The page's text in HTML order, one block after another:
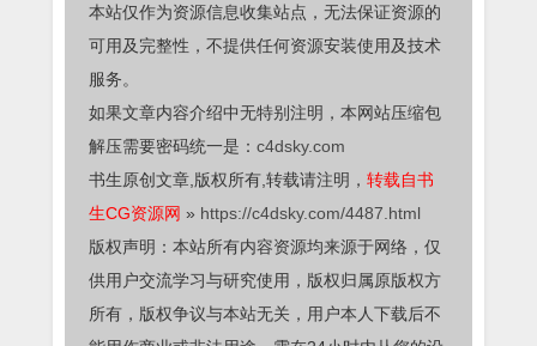
本站仅作为资源信息收集站点，无法保证资源的
可用及完整性，不提供任何资源安装使用及技术
服务。
如果文章内容介绍中无特别注明，本网站压缩包
解压需要密码统一是： c4dsky.com
书生原创文章,版权所有,转载请注明， 转载自书
生CG资源网 » https://c4dsky.com/4487.html
版权声明：本站所有内容资源均来源于网络，仅
供用户交流学习与研究使用，版权归属原版权方
所有，版权争议与本站无关，用户本人下载后不